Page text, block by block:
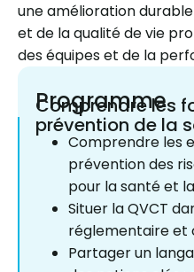
une amélioration
et de la qualité de vie
des équipes et de la
Programme
Comprendre les
prévention de la
Comprendre les
prévention des
pour la santé et
Situer la QVCT
réglementaire et
Partager un